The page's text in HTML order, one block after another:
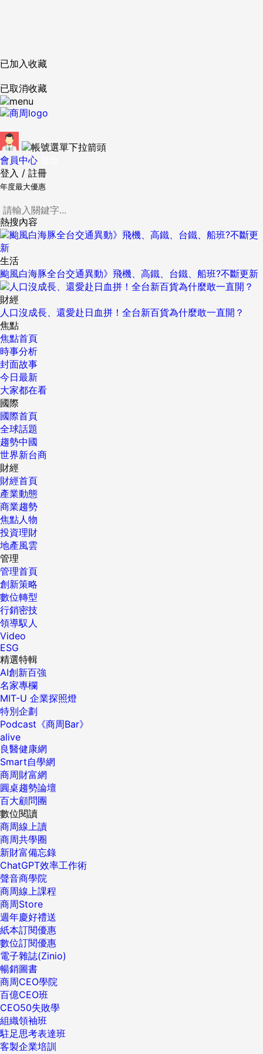
已加入收藏
已取消收藏
會員中心
登入 / 註冊
年度最大優惠
熱搜內容
生活
颱風白海豚全台交通異動》飛機、高鐵、台鐵、船班?不斷更新
財經
人口沒成長、還愛赴日血拼！全台新百貨為什麼敢一直開？
焦點
焦點首頁
時事分析
封面故事
今日最新
大家都在看
國際
國際首頁
全球話題
趨勢中國
世界新台商
財經
財經首頁
產業動態
商業趨勢
焦點人物
投資理財
地產風雲
管理
管理首頁
創新策略
數位轉型
行銷密技
領導馭人
Video
ESG
精選特輯
AI創新百強
名家專欄
MIT-U 企業探照燈
特別企劃
Podcast《商周Bar》
alive
良醫健康網
Smart自學網
商周財富網
圓桌趨勢論壇
百大顧問團
數位閱讀
商周線上讀
商周共學圈
新財富備忘錄
ChatGPT效率工作術
聲音商學院
商周線上課程
商周Store
週年慶好禮送
紙本訂閱優惠
數位訂閱優惠
電子雜誌(Zinio)
暢銷圖書
商周CEO學院
百億CEO班
CEO50失敗學
組織領袖班
駐足思考表達班
客製企業培訓